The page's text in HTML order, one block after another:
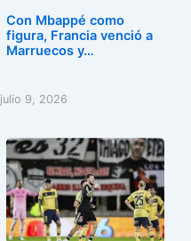
Con Mbappé como
figura, Francia venció a
Marruecos y…
julio 9, 2026